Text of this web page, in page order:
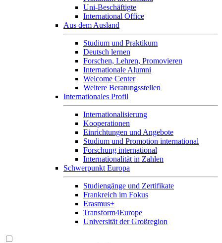
Uni-Beschäftigte
International Office
Aus dem Ausland
Studium und Praktikum
Deutsch lernen
Forschen, Lehren, Promovieren
Internationale Alumni
Welcome Center
Weitere Beratungsstellen
Internationales Profil
Internationalisierung
Kooperationen
Einrichtungen und Angebote
Studium und Promotion international
Forschung international
Internationalität in Zahlen
Schwerpunkt Europa
Studiengänge und Zertifikate
Frankreich im Fokus
Erasmus+
Transform4Europe
Universität der Großregion